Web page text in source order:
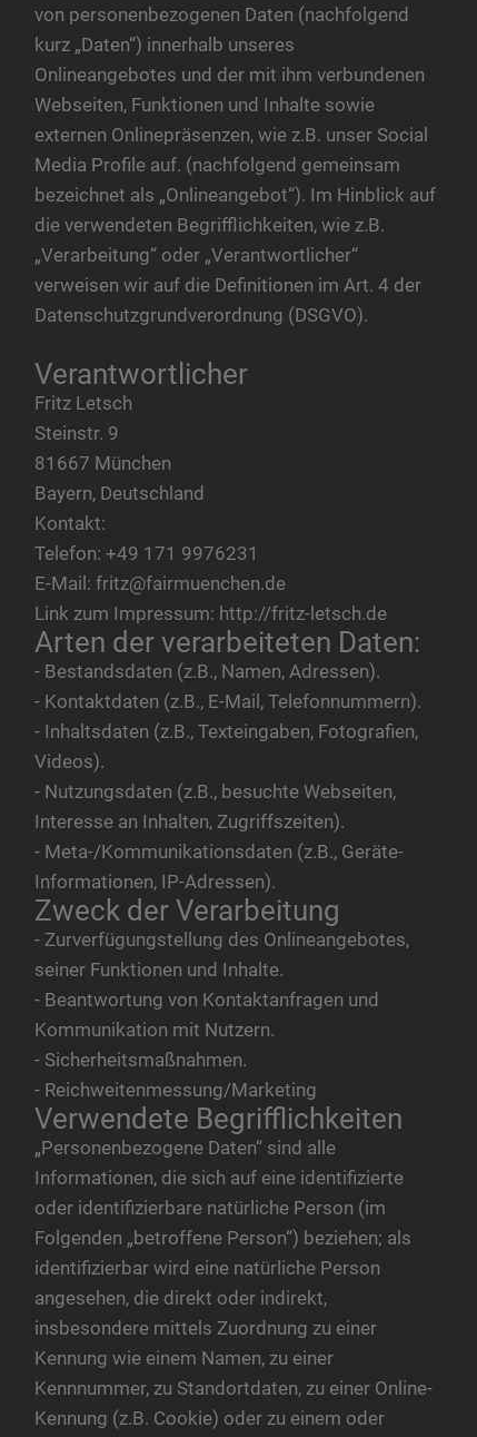
von personenbezogenen Daten (nachfolgend
kurz „Daten“) innerhalb unseres
Onlineangebotes und der mit ihm verbundenen
Webseiten, Funktionen und Inhalte sowie
externen Onlinepräsenzen, wie z.B. unser Social
Media Profile auf. (nachfolgend gemeinsam
bezeichnet als „Onlineangebot“). Im Hinblick auf
die verwendeten Begrifflichkeiten, wie z.B.
„Verarbeitung“ oder „Verantwortlicher“
verweisen wir auf die Definitionen im Art. 4 der
Datenschutzgrundverordnung (DSGVO).
Verantwortlicher
Fritz Letsch
Steinstr. 9
81667 München
Bayern, Deutschland
Kontakt:
Telefon: +49 171 9976231
E-Mail: fritz@fairmuenchen.de
Link zum Impressum: http://fritz-letsch.de
Arten der verarbeiteten Daten:
- Bestandsdaten (z.B., Namen, Adressen).
- Kontaktdaten (z.B., E-Mail, Telefonnummern).
- Inhaltsdaten (z.B., Texteingaben, Fotografien,
Videos).
- Nutzungsdaten (z.B., besuchte Webseiten,
Interesse an Inhalten, Zugriffszeiten).
- Meta-/Kommunikationsdaten (z.B., Geräte-
Informationen, IP-Adressen).
Zweck der Verarbeitung
- Zurverfügungstellung des Onlineangebotes,
seiner Funktionen und Inhalte.
- Beantwortung von Kontaktanfragen und
Kommunikation mit Nutzern.
- Sicherheitsmaßnahmen.
- Reichweitenmessung/Marketing
Verwendete Begrifflichkeiten
„Personenbezogene Daten“ sind alle
Informationen, die sich auf eine identifizierte
oder identifizierbare natürliche Person (im
Folgenden „betroffene Person“) beziehen; als
identifizierbar wird eine natürliche Person
angesehen, die direkt oder indirekt,
insbesondere mittels Zuordnung zu einer
Kennung wie einem Namen, zu einer
Kennnummer, zu Standortdaten, zu einer Online-
Kennung (z.B. Cookie) oder zu einem oder